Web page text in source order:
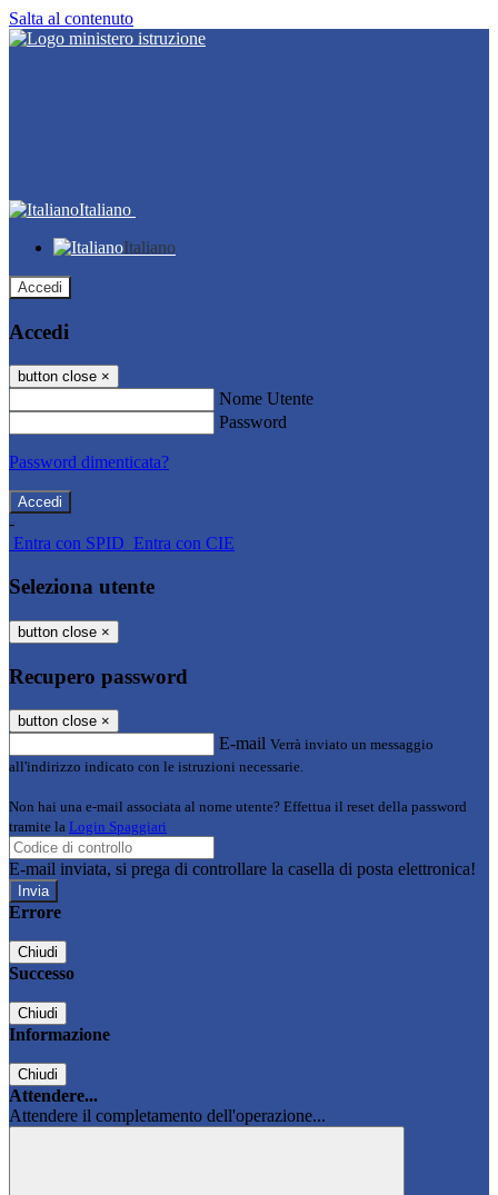
Salta al contenuto
Italiano
Italiano
Accedi
Accedi
button close ×
Nome Utente
Password
Password dimenticata?
-
Entra con SPID Entra con CIE
Seleziona utente
button close ×
Recupero password
button close ×
E-mail Verrà inviato un messaggio
all'indirizzo indicato con le istruzioni necessarie.
Non hai una e-mail associata al nome utente? Effettua il reset della password
tramite la Login Spaggiari
E-mail inviata, si prega di controllare la casella di posta elettronica!
Errore
Chiudi
Successo
Chiudi
Informazione
Chiudi
Attendere...
Attendere il completamento dell'operazione...